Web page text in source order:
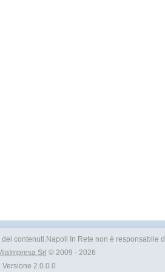
contenuti.Napoli In Rete non è responsabile
Srl © 2009 - 2026
Versione 2.0.0.0